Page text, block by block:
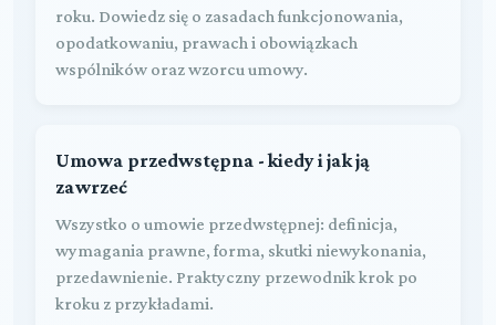
roku. Dowiedz się o zasadach funkcjonowania,
opodatkowaniu, prawach i obowiązkach
wspólników oraz wzorcu umowy.
Umowa przedwstępna - kiedy i jak ją
zawrzeć
Wszystko o umowie przedwstępnej: definicja,
wymagania prawne, forma, skutki niewykonania,
przedawnienie. Praktyczny przewodnik krok po
kroku z przykładami.